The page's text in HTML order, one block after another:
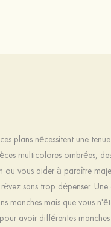
plans nécessitent une
multicolores ombrées,
ou vous aider à paraître
sans trop dépenser.
manches mais que vous
avoir différentes